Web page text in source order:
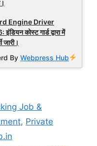
Engine Driver
कोस्ट गार्ड द्वारा में
जारी।
ByWebpress Hub
Job &
, Private